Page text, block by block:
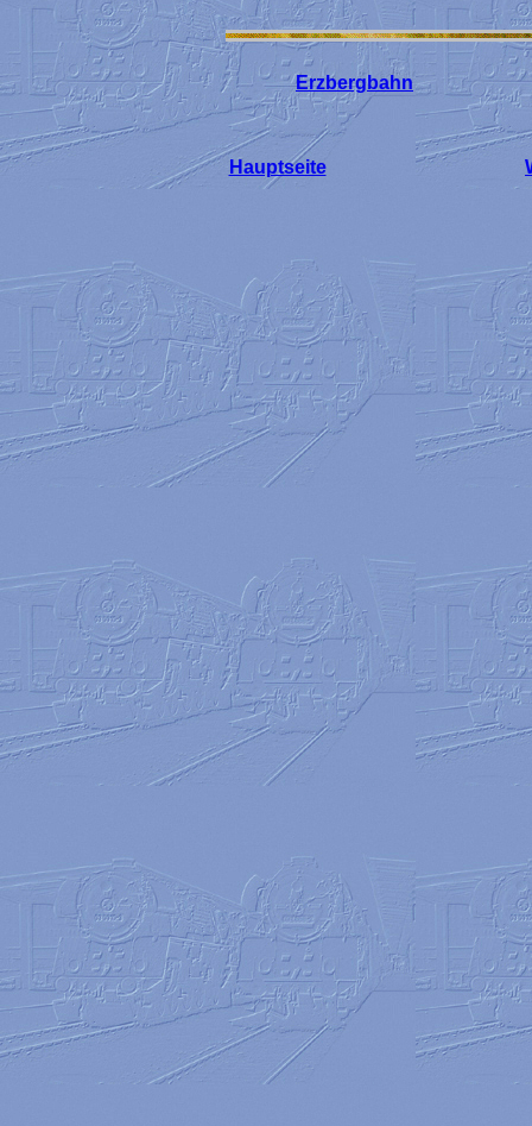
Erzbergbahn
Hauptseite